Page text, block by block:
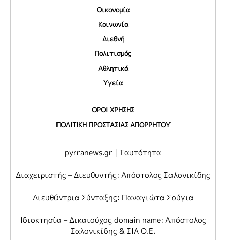
Οικονομία
Κοινωνία
Διεθνή
Πολιτισμός
Αθλητικά
Υγεία
ΟΡΟΙ ΧΡΗΣΗΣ
ΠΟΛΙΤΙΚΗ ΠΡΟΣΤΑΣΙΑΣ ΑΠΟΡΡΗΤΟΥ
pyrranews.gr | Ταυτότητα
Διαχειριστής – Διευθυντής: Απόστολος Σαλονικίδης
Διευθύντρια Σύνταξης: Παναγιώτα Σούγια
Ιδιοκτησία – Δικαιούχος domain name: Απόστολος
Σαλονικίδης & ΣΙΑ Ο.Ε.